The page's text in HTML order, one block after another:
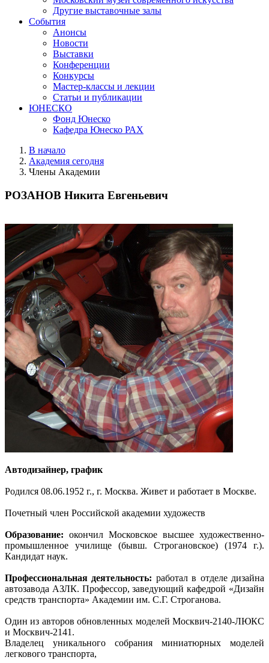
Другие выставочные залы
События
Анонсы
Новости
Выставки
Конференции
Конкурсы
Мастер-классы и лекции
Статьи и публикации
ЮНЕСКО
Фонд Юнеско
Кафедра Юнеско РАХ
В начало
Академия сегодня
Члены Академии
РОЗАНОВ Никита Евгеньевич
Автодизайнер, график
Родился 08.06.1952 г., г. Москва. Живет и работает в Москве.
Почетный член Российской академии художеств
Образование: окончил Московское высшее художественно-
промышленное училище (бывш. Строгановское) (1974 г.).
Кандидат наук.
Профессиональная деятельность: работал в отделе дизайна
автозавода АЗЛК. Профессор, заведующий кафедрой «Дизайн
средств транспорта» Академии им. С.Г. Строганова.
Один из авторов обновленных моделей Москвич-2140-ЛЮКС
и Москвич-2141.
Владелец уникального собрания миниатюрных моделей
легкового транспорта,